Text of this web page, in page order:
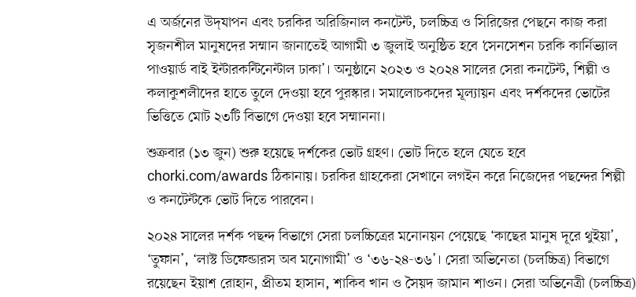
এ অর্জনের উদ্‌যাপন এবং চরকির অরিজিনাল কনটেন্ট, চলচ্চিত্র ও সিরিজের পেছনে কাজ করা
সৃজনশীল মানুষদের সম্মান জানাতেই আগামী ৩ জুলাই অনুষ্ঠিত হবে ‘সেনসেশন চরকি কার্নিভ্যাল
পাওয়ার্ড বাই ইন্টারকন্টিনেন্টাল ঢাকা’। অনুষ্ঠানে ২০২৩ ও ২০২৪ সালের সেরা কনটেন্ট, শিল্পী ও
কলাকুশলীদের হাতে তুলে দেওয়া হবে পুরস্কার। সমালোচকদের মূল্যায়ন এবং দর্শকদের ভোটের
ভিত্তিতে মোট ২৩টি বিভাগে দেওয়া হবে সম্মাননা।
শুক্রবার (১৩ জুন) শুরু হয়েছে দর্শকের ভোট গ্রহণ। ভোট দিতে হলে যেতে হবে
chorki.com/awards ঠিকানায়। চরকির গ্রাহকেরা সেখানে লগইন করে নিজেদের পছন্দের শিল্পী
ও কনটেন্টকে ভোট দিতে পারবেন।
২০২৪ সালের দর্শক পছন্দ বিভাগে সেরা চলচ্চিত্রের মনোনয়ন পেয়েছে ‘কাছের মানুষ দূরে থুইয়া’,
‘তুফান’, ‘লাস্ট ডিফেন্ডারস অব মনোগামী’ ও ‘৩৬-২৪-৩৬’। সেরা অভিনেতা (চলচ্চিত্র) বিভাগে
রয়েছেন ইয়াশ রোহান, প্রীতম হাসান, শাকিব খান ও সৈয়দ জামান শাওন। সেরা অভিনেত্রী (চলচ্চিত্র)